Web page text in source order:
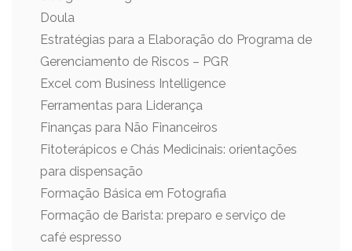
Doula
Estratégias para a Elaboração do Programa de
Gerenciamento de Riscos – PGR
Excel com Business Intelligence
Ferramentas para Liderança
Finanças para Não Financeiros
Fitoterápicos e Chás Medicinais: orientações
para dispensação
Formação Básica em Fotografia
Formação de Barista: preparo e serviço de
café espresso